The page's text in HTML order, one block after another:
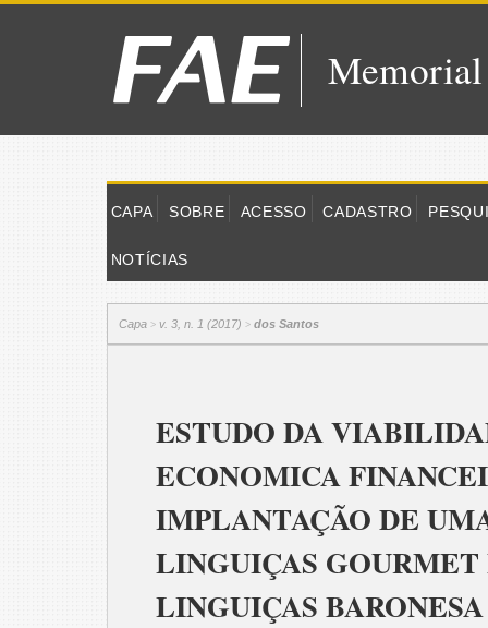
Memorial
CAPA SOBRE ACESSO CADASTRO
NOTÍCIAS
Capa > v. 3, n. 1 (2017) > dos Santos
ESTUDO DA
ECONOMICA
IMPLANTAÇÃO DE
LINGUIÇAS
LINGUIÇAS BARONESA